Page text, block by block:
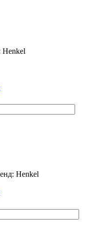
Henkel
Henkel